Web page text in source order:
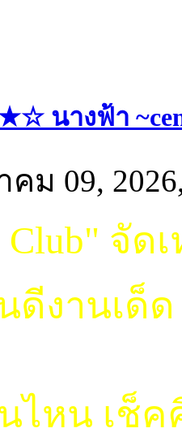
นางฟ้า
ม 09,
Club" จั
ดีงานเด็
ไหน เช็ค